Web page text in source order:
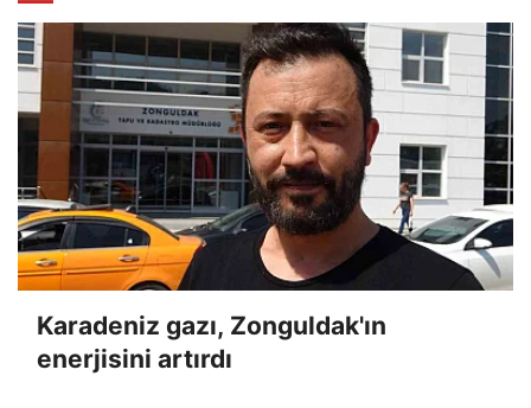
Karadeniz gazı, Zonguldak'ın
enerjisini artırdı